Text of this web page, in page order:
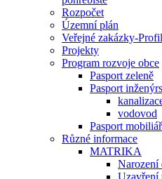
Rozpočet
Územní plán
Veřejné zakázky-
Projekty
Program rozvoje obce
Pasport zeleně
Pasport
vodovod
Pasport
Různé informace
MATRIKA
Narození
Uzavření